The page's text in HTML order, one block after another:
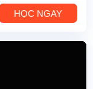
HỌC NGAY